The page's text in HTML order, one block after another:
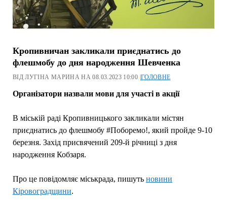
Кропивничан закликали приєднатись до
флешмобу до дня народження Шевченка
ВІД ЛУГІНА МАРИНА НА 08.03.2023 10:00 | ГОЛОВНЕ
Організатори назвали мови для участі в акції
В міській раді Кропивницького закликали містян
приєднатись до флешмобу #Поборемо!, який пройде 9-10
березня. Захід присвячений 209-й річниці з дня
народження Кобзаря.
Про це повідомляє міськрада, пишуть новини
Кіровоградщини.